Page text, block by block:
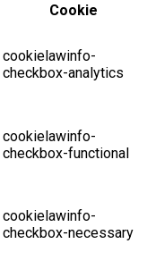
Cookie
cookielawinfo-
checkbox-analytics
cookielawinfo-
checkbox-functional
cookielawinfo-
checkbox-necessary